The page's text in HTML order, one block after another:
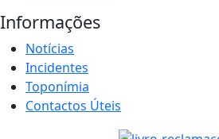
Informações
Notícias
Incidentes
Toponímia
Contactos Úteis